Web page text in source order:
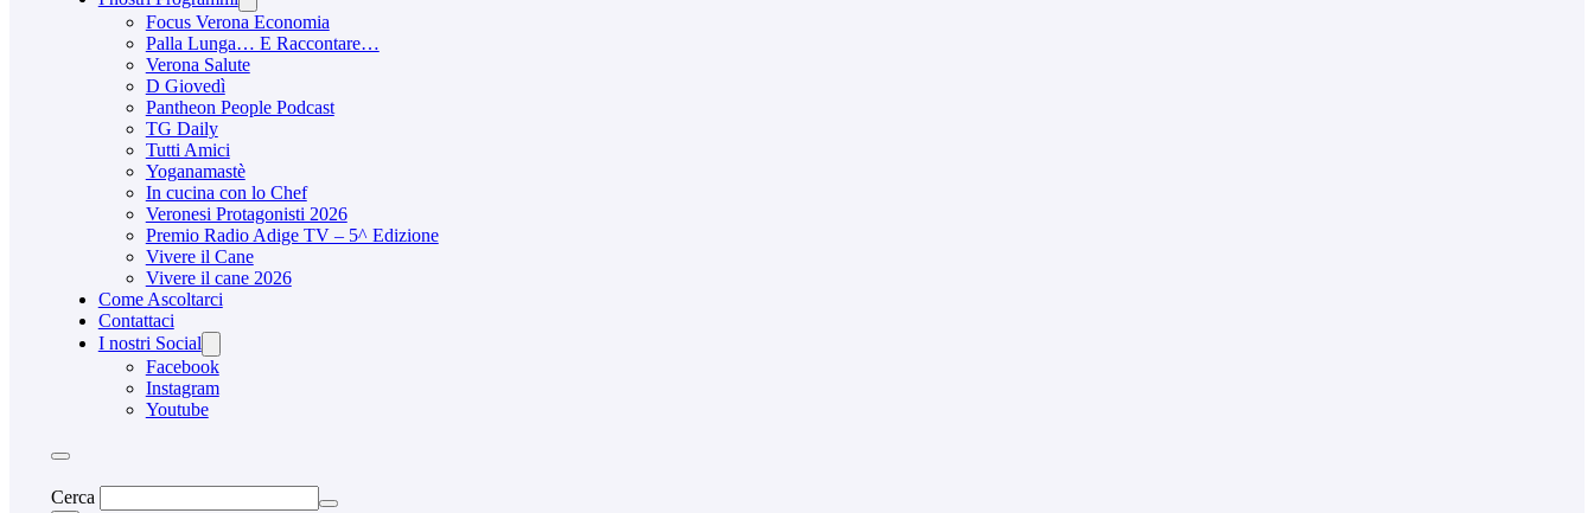
Focus Verona Economia
Palla Lunga… E Raccontare…
Verona Salute
D Giovedì
Pantheon People Podcast
TG Daily
Tutti Amici
Yoganamastè
In cucina con lo Chef
Veronesi Protagonisti 2026
Premio Radio Adige TV – 5^ Edizione
Vivere il Cane
Vivere il cane 2026
Come Ascoltarci
Contattaci
I nostri Social
Facebook
Instagram
Youtube
Cerca